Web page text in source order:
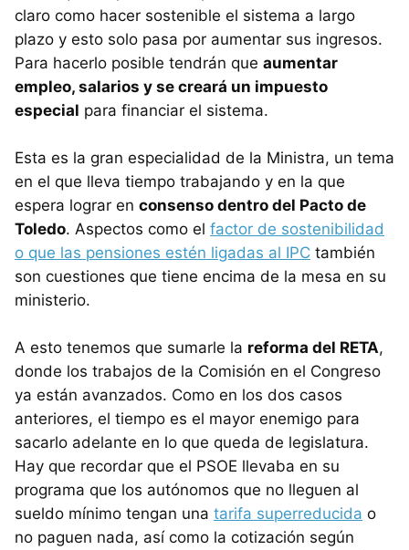
claro como hacer sostenible el sistema a largo
plazo y esto solo pasa por aumentar sus ingresos.
Para hacerlo posible tendrán que aumentar
empleo, salarios y se creará un impuesto
especial para financiar el sistema.
Esta es la gran especialidad de la Ministra, un tema
en el que lleva tiempo trabajando y en la que
espera lograr en consenso dentro del Pacto de
Toledo. Aspectos como el factor de sostenibilidad
o que las pensiones estén ligadas al IPC también
son cuestiones que tiene encima de la mesa en su
ministerio.
A esto tenemos que sumarle la reforma del RETA,
donde los trabajos de la Comisión en el Congreso
ya están avanzados. Como en los dos casos
anteriores, el tiempo es el mayor enemigo para
sacarlo adelante en lo que queda de legislatura.
Hay que recordar que el PSOE llevaba en su
programa que los autónomos que no lleguen al
sueldo mínimo tengan una tarifa superreducida o
no paguen nada, así como la cotización según